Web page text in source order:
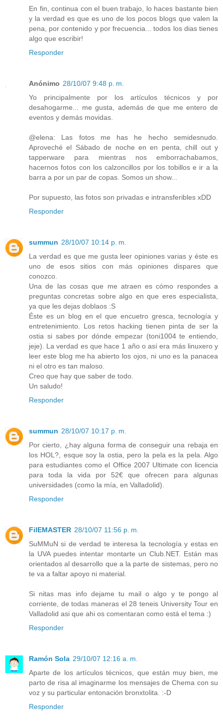
En fin, continua con el buen trabajo, lo haces bastante bien
y la verdad es que es uno de los pocos blogs que valen la
pena, por contenido y por frecuencia... todos los dias tienes
algo que escribir!
Responder
Anónimo 28/10/07 9:48 p. m.
Yo principalmente por los artículos técnicos y por
desahogarme... me gusta, además de que me entero de
eventos y demás movidas.
@elena: Las fotos me has he hecho semidesnudo.
Aproveché el Sábado de noche en en penta, chill out y
tapperware para mientras nos emborrachabamos,
hacernos fotos con los calzoncillos por los tobillos e ir a la
barra a por un par de copas. Somos un show...
Por supuesto, las fotos son privadas e intransferibles xDD
Responder
summun 28/10/07 10:14 p. m.
La verdad es que me gusta leer opiniones varias y éste es
uno de esos sitios con más opiniones dispares que
conozco.
Una de las cosas que me atraen es cómo respondes a
preguntas concretas sobre algo en que eres especialista,
ya que les dejas doblaos :S
Éste es un blog en el que encuetro gresca, tecnología y
entretenimiento. Los retos hacking tienen pinta de ser la
ostia si sabes por dónde empezar (toni1004 te entiendo,
jeje). La verdad es que hace 1 año o así era más linuxero y
leer este blog me ha abierto los ojos, ni uno es la panacea
ni el otro es tan maloso.
Creo que hay que saber de todo.
Un saludo!
Responder
summun 28/10/07 10:17 p. m.
Por cierto, ¿hay alguna forma de conseguir una rebaja en
los HOL?, esque soy la ostia, pero la pela es la pela. Algo
para estudiantes como el Office 2007 Ultimate con licencia
para toda la vida por 52€ que ofrecen para algunas
universidades (como la mía, en Valladolid).
Responder
FilEMASTER 28/10/07 11:56 p. m.
SuMMuN si de verdad te interesa la tecnología y estas en
la UVA puedes intentar montarte un Club.NET. Están mas
orientados al desarrollo que a la parte de sistemas, pero no
te va a faltar apoyo ni material.
Si nitas mas info dejame tu mail o algo y te pongo al
corriente, de todas maneras el 28 teneis University Tour en
Valladolid asi que ahi os comentaran como está el tema :)
Responder
Ramón Sola 29/10/07 12:16 a. m.
Aparte de los artículos técnicos, que están muy bien, me
parto de risa al imaginarme los mensajes de Chema con su
voz y su particular entonación bronxtolita. :-D
Responder